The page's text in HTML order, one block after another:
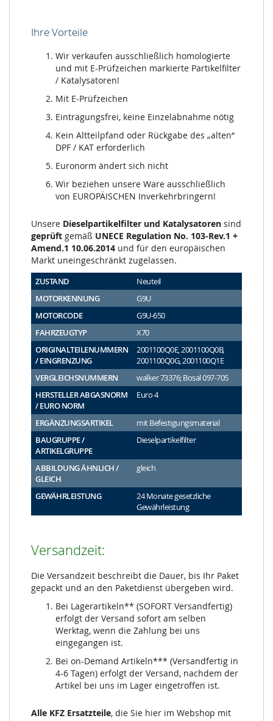
Ihre Vorteile
Wir verkaufen ausschließlich homologierte
und mit E-Prüfzeichen markierte Partikelfilter
/ Katalysatoren!
Mit E-Prüfzeichen
Eintragungsfrei, keine Einzelabnahme nötig
Kein Altteilpfand oder Rückgabe des „alten“
DPF / KAT erforderlich
Euronorm ändert sich nicht
Wir beziehen unsere Ware ausschließlich
von EUROPÄISCHEN Inverkehrbringern!
Unsere Dieselpartikelfilter und Katalysatoren sind
geprüft gemäß UNECE Regulation No. 103-Rev.1 +
Amend.1 10.06.2014 und für den europäischen
Markt uneingeschränkt zugelassen.
ZUSTAND
Neuteil
MOTORKENNUNG
G9U
MOTORCODE
G9U-650
FAHRZEUGTYP
X70
ORIGINALTEILENUMMERN
/ EINGRENZUNG
2001100Q0E, 2001100Q0B,
2001100Q0G, 2001100Q1E
VERGLEICHSNUMMERN
walker 73376; Bosal 097-705
HERSTELLER ABGASNORM
/ EURO NORM
Euro 4
ERGÄNZUNGSARTIKEL
mit Befestigungsmaterial
BAUGRUPPE /
ARTIKELGRUPPE
Dieselpartikelfilter
ABBILDUNG ÄHNLICH /
GLEICH
gleich
GEWÄHRLEISTUNG
24 Monate gesetzliche
Gewährleistung
Versandzeit:
Die Versandzeit beschreibt die Dauer, bis Ihr Paket
gepackt und an den Paketdienst übergeben wird.
Bei Lagerartikeln** (SOFORT Versandfertig)
erfolgt der Versand sofort am selben
Werktag, wenn die Zahlung bei uns
eingegangen ist.
Bei on-Demand Artikeln*** (Versandfertig in
4-6 Tagen) erfolgt der Versand, nachdem der
Artikel bei uns im Lager eingetroffen ist.
Alle KFZ Ersatzteile, die Sie hier im Webshop mit